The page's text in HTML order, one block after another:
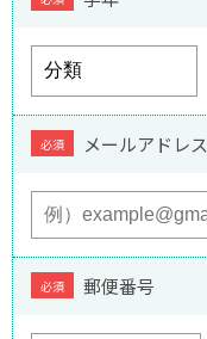
必須 メールアドレス
必須 郵便番号